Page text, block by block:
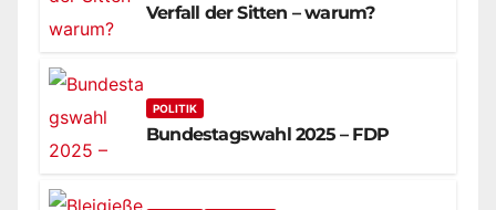
Verfall der Sitten – warum?
POLITIK
Bundestagswahl 2025 – FDP